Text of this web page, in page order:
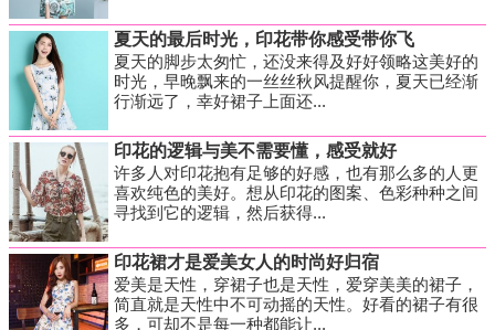
夏天的最后时光，印花带你感受带你飞
夏天的脚步太匆忙，还没来得及好好领略这美好的
时光，早晚飘来的一丝丝秋风提醒你，夏天已经渐
行渐远了，幸好裙子上面还...
印花的逻辑与美不需要懂，感受就好
许多人对印花抱有足够的好感，也有那么多的人更
喜欢纯色的美好。想从印花的图案、色彩种种之间
寻找到它的逻辑，然后获得...
印花裙才是爱美女人的时尚好归宿
爱美是天性，穿裙子也是天性，爱穿美美的裙子，
简直就是天性中不可动摇的天性。好看的裙子有很
多，可却不是每一种都能让...